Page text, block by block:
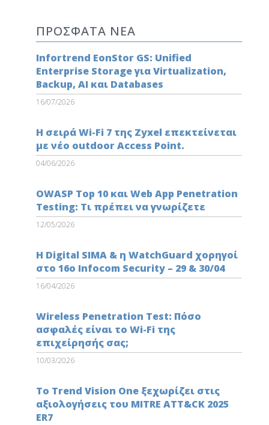
ΠΡΟΣΦΑΤΑ ΝΕΑ
Infortrend EonStor GS: Unified
Enterprise Storage για Virtualization,
Backup, AI και Databases
16/07/2026
Η σειρά Wi-Fi 7 της Zyxel επεκτείνεται
με νέο outdoor Access Point.
04/06/2026
OWASP Top 10 και Web App Penetration
Testing: Τι πρέπει να γνωρίζετε
12/05/2026
Η Digital SIMA & η WatchGuard χορηγοί
στο 16ο Infocom Security – 29 & 30/04
16/04/2026
Wireless Penetration Test: Πόσο
ασφαλές είναι το Wi-Fi της
επιχείρησής σας;
10/03/2026
Το Trend Vision One ξεχωρίζει στις
αξιολογήσεις του MITRE ATT&CK 2025
ER7